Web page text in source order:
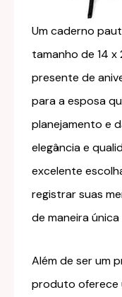
Um caderno
tamanho de 14 x
presente de
para a esposa
planejamento e
elegância e
excelente
registrar suas
de maneira
Além de ser um
produto oferece